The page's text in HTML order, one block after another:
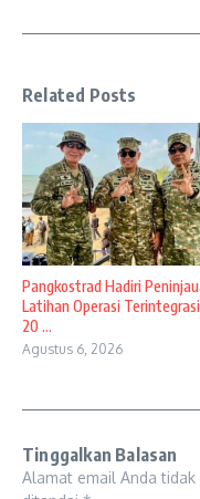
Related Posts
Pangkostrad Hadiri
Latihan Operasi
20 ...
Agustus 6, 2026
Tinggalkan Balasan
Alamat email Anda